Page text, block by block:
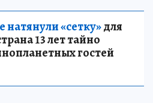
«сетку»для
13 лет тайно
гостей